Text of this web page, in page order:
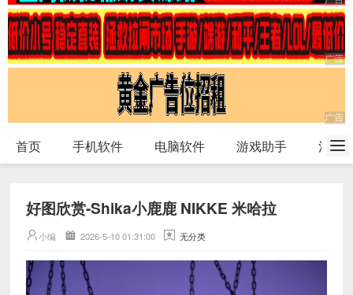
首页 手机软件 电脑软件 游戏助手 活动
好图欣赏-Shika小鹿鹿 NIKKE 米哈拉
小编 2026-5-10 01:31:00 无分类